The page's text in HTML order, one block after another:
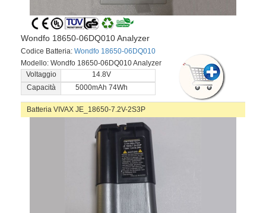
Wondfo 18650-06DQ010 Analyzer
Codice Batteria: Wondfo 18650-06DQ010
Modello: Wondfo 18650-06DQ010 Analyzer
Voltaggio
14.8V
Capacità
5000mAh 74Wh
Batteria VIVAX JE_18650-7.2V-2S3P